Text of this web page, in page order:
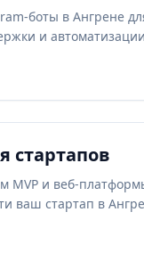
боты в Ангрене
и
стартапов
MVP и веб-
ваш стартап в